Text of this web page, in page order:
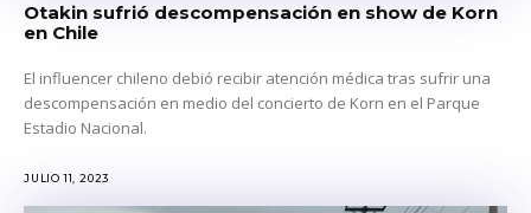
Otakin sufrió descompensación en show de Korn
en Chile
El influencer chileno debió recibir atención médica tras sufrir una
descompensación en medio del concierto de Korn en el Parque
Estadio Nacional.
JULIO 11, 2023